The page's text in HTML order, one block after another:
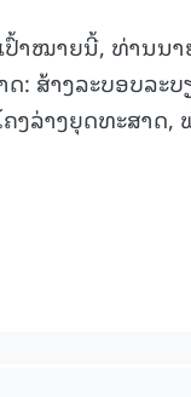
ປົ້າໝາຍນີ້, ທ່ານນ
: ສ້າງລະບອບລະ
ລ່າງຍຸດທະສາດ,